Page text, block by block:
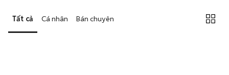
Mua bán linh hoạt: Hai bên có thể chủ động thỏa thuận giá cả và
địa điểm giao nhận, chốt giao dịch nhanh chóng khi đạt được
Tất cả Cá nhân Bán chuyên